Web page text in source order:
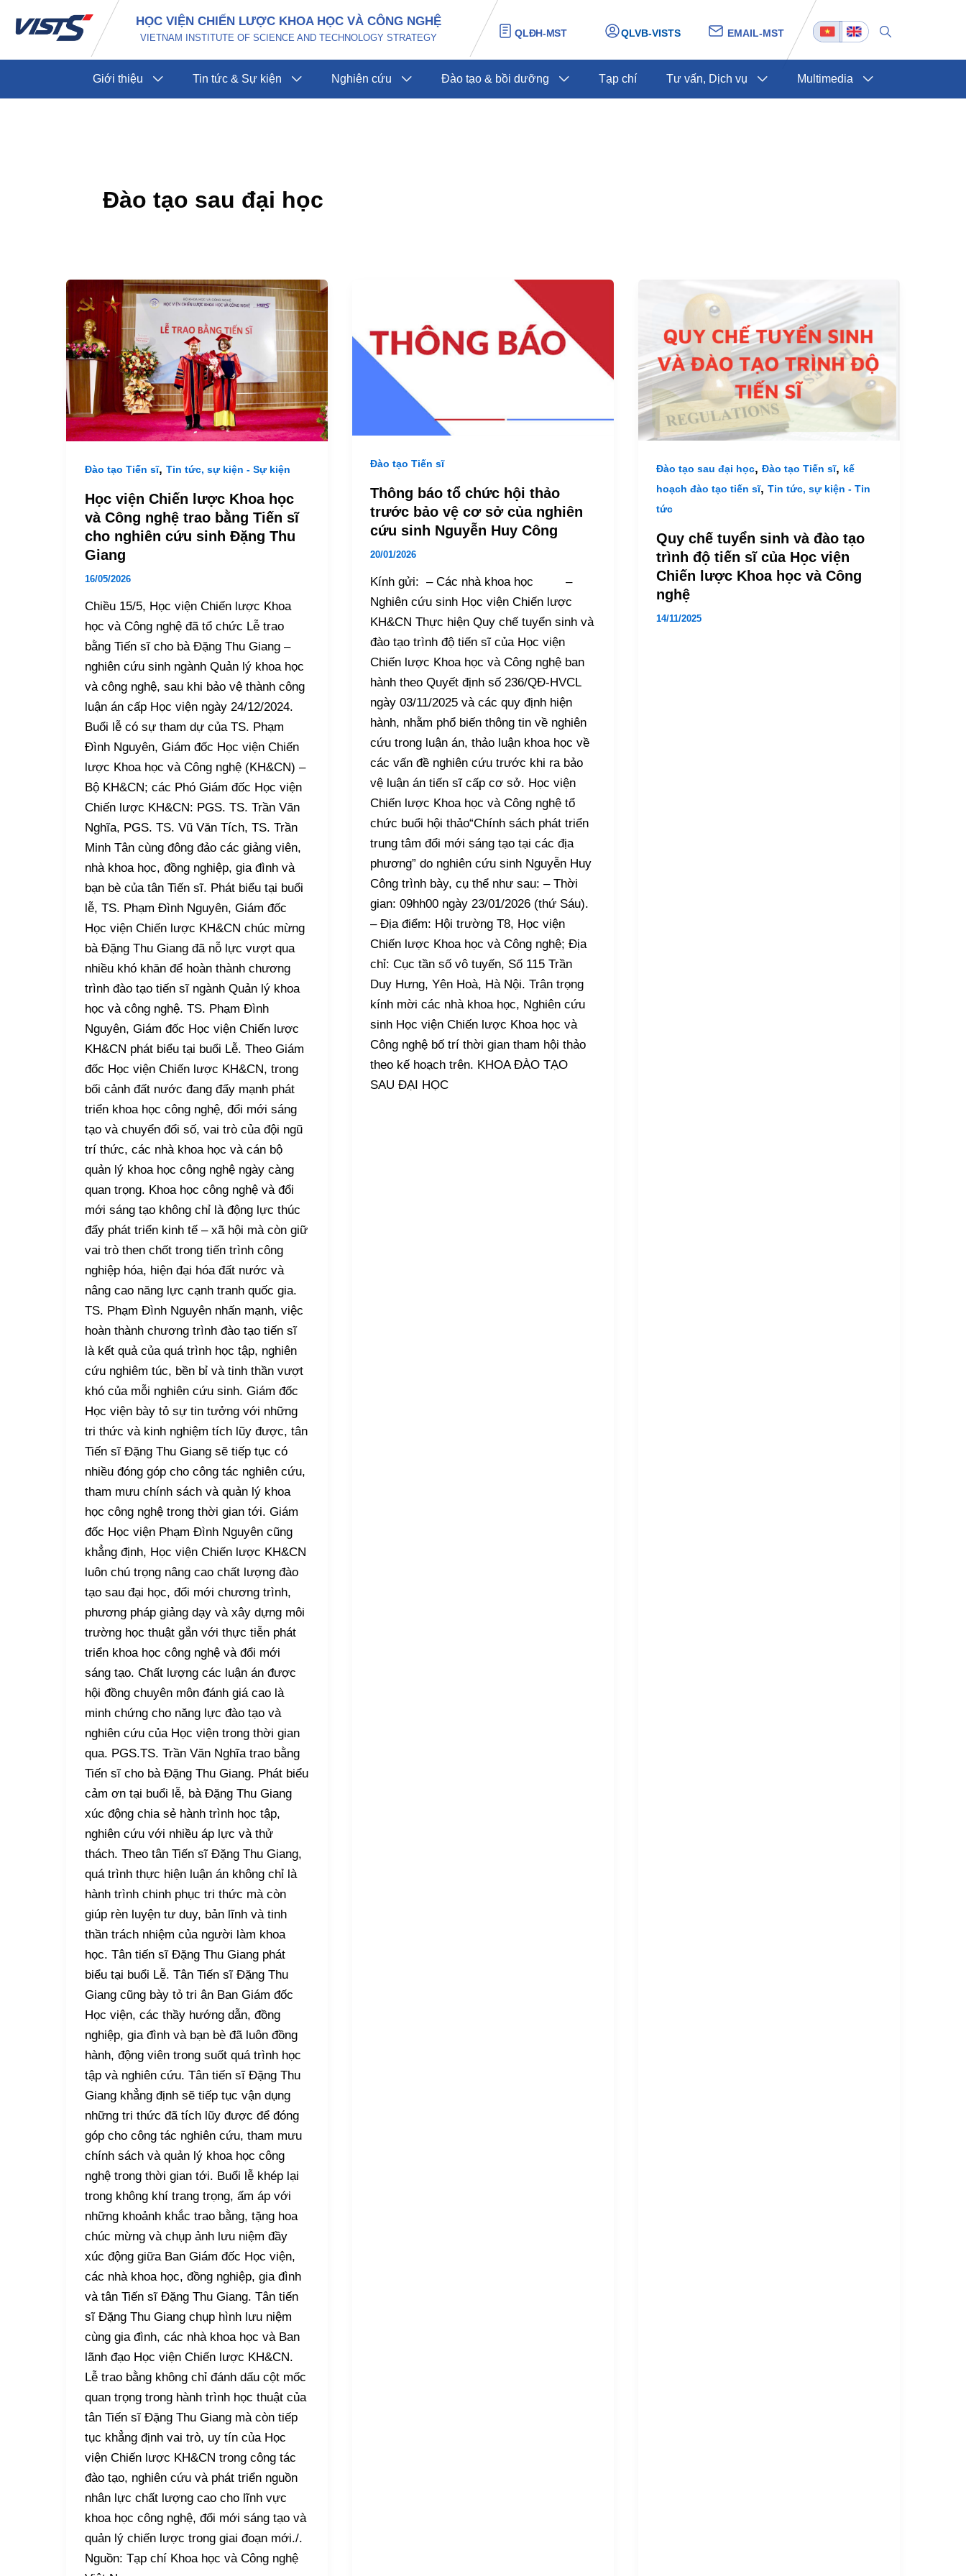
HỌC VIỆN CHIẾN LƯỢC KHOA HỌC VÀ CÔNG NGHỆ
VIETNAM INSTITUTE OF SCIENCE AND TECHNOLOGY STRATEGY QLĐH-MST QLVB-VISTS EMAIL-MST
Giới thiệu Tin tức & Sự kiện Nghiên cứu Đào tạo & bồi dưỡng Tạp chí Tư vấn, Dịch vụ Multimedia
Đào tạo sau đại học
Đào tạo Tiến sĩ, Tin tức, sự kiện - Sự kiện
Học viện Chiến lược Khoa học
và Công nghệ trao bằng Tiến sĩ
cho nghiên cứu sinh Đặng Thu
Giang
16/05/2026
Chiều 15/5, Học viện Chiến lược Khoa
học và Công nghệ đã tổ chức Lễ trao
bằng Tiến sĩ cho bà Đặng Thu Giang –
nghiên cứu sinh ngành Quản lý khoa học
và công nghệ, sau khi bảo vệ thành công
luận án cấp Học viện ngày 24/12/2024.
Buổi lễ có sự tham dự của TS. Phạm
Đình Nguyên, Giám đốc Học viện Chiến
lược Khoa học và Công nghệ (KH&CN) –
Bộ KH&CN; các Phó Giám đốc Học viện
Chiến lược KH&CN: PGS. TS. Trần Văn
Nghĩa, PGS. TS. Vũ Văn Tích, TS. Trần
Minh Tân cùng đông đảo các giảng viên,
nhà khoa học, đồng nghiệp, gia đình và
bạn bè của tân Tiến sĩ. Phát biểu tại buổi
lễ, TS. Phạm Đình Nguyên, Giám đốc
Học viện Chiến lược KH&CN chúc mừng
bà Đặng Thu Giang đã nỗ lực vượt qua
nhiều khó khăn để hoàn thành chương
trình đào tạo tiến sĩ ngành Quản lý khoa
học và công nghệ. TS. Phạm Đình
Nguyên, Giám đốc Học viện Chiến lược
KH&CN phát biểu tại buổi Lễ. Theo Giám
đốc Học viện Chiến lược KH&CN, trong
bối cảnh đất nước đang đẩy mạnh phát
triển khoa học công nghệ, đổi mới sáng
tạo và chuyển đổi số, vai trò của đội ngũ
trí thức, các nhà khoa học và cán bộ
quản lý khoa học công nghệ ngày càng
quan trọng. Khoa học công nghệ và đổi
mới sáng tạo không chỉ là động lực thúc
đẩy phát triển kinh tế – xã hội mà còn giữ
vai trò then chốt trong tiến trình công
nghiệp hóa, hiện đại hóa đất nước và
nâng cao năng lực cạnh tranh quốc gia.
TS. Phạm Đình Nguyên nhấn mạnh, việc
hoàn thành chương trình đào tạo tiến sĩ
là kết quả của quá trình học tập, nghiên
cứu nghiêm túc, bền bỉ và tinh thần vượt
khó của mỗi nghiên cứu sinh. Giám đốc
Học viện bày tỏ sự tin tưởng với những
tri thức và kinh nghiệm tích lũy được, tân
Tiến sĩ Đặng Thu Giang sẽ tiếp tục có
nhiều đóng góp cho công tác nghiên cứu,
tham mưu chính sách và quản lý khoa
học công nghệ trong thời gian tới. Giám
đốc Học viện Phạm Đình Nguyên cũng
khẳng định, Học viện Chiến lược KH&CN
luôn chú trọng nâng cao chất lượng đào
tạo sau đại học, đổi mới chương trình,
phương pháp giảng dạy và xây dựng môi
trường học thuật gắn với thực tiễn phát
triển khoa học công nghệ và đổi mới
sáng tạo. Chất lượng các luận án được
hội đồng chuyên môn đánh giá cao là
minh chứng cho năng lực đào tạo và
nghiên cứu của Học viện trong thời gian
qua. PGS.TS. Trần Văn Nghĩa trao bằng
Tiến sĩ cho bà Đặng Thu Giang. Phát biểu
cảm ơn tại buổi lễ, bà Đặng Thu Giang
xúc động chia sẻ hành trình học tập,
nghiên cứu với nhiều áp lực và thử
thách. Theo tân Tiến sĩ Đặng Thu Giang,
quá trình thực hiện luận án không chỉ là
hành trình chinh phục tri thức mà còn
giúp rèn luyện tư duy, bản lĩnh và tinh
thần trách nhiệm của người làm khoa
học. Tân tiến sĩ Đặng Thu Giang phát
biểu tại buổi Lễ. Tân Tiến sĩ Đặng Thu
Giang cũng bày tỏ tri ân Ban Giám đốc
Học viện, các thầy hướng dẫn, đồng
nghiệp, gia đình và bạn bè đã luôn đồng
hành, động viên trong suốt quá trình học
tập và nghiên cứu. Tân tiến sĩ Đặng Thu
Giang khẳng định sẽ tiếp tục vận dụng
những tri thức đã tích lũy được để đóng
góp cho công tác nghiên cứu, tham mưu
chính sách và quản lý khoa học công
nghệ trong thời gian tới. Buổi lễ khép lại
trong không khí trang trọng, ấm áp với
những khoảnh khắc trao bằng, tặng hoa
chúc mừng và chụp ảnh lưu niệm đầy
xúc động giữa Ban Giám đốc Học viện,
các nhà khoa học, đồng nghiệp, gia đình
và tân Tiến sĩ Đặng Thu Giang. Tân tiến
sĩ Đặng Thu Giang chụp hình lưu niệm
cùng gia đình, các nhà khoa học và Ban
lãnh đạo Học viện Chiến lược KH&CN.
Lễ trao bằng không chỉ đánh dấu cột mốc
quan trọng trong hành trình học thuật của
tân Tiến sĩ Đặng Thu Giang mà còn tiếp
tục khẳng định vai trò, uy tín của Học
viện Chiến lược KH&CN trong công tác
đào tạo, nghiên cứu và phát triển nguồn
nhân lực chất lượng cao cho lĩnh vực
khoa học công nghệ, đổi mới sáng tạo và
quản lý chiến lược trong giai đoạn mới./.
Nguồn: Tạp chí Khoa học và Công nghệ
Đào tạo Tiến sĩ
Thông báo tổ chức hội thảo
trước bảo vệ cơ sở của nghiên
cứu sinh Nguyễn Huy Công
20/01/2026
Kính gửi: – Các nhà khoa học –
Nghiên cứu sinh Học viện Chiến lược
KH&CN Thực hiện Quy chế tuyển sinh và
đào tạo trình độ tiến sĩ của Học viện
Chiến lược Khoa học và Công nghệ ban
hành theo Quyết định số 236/QĐ-HVCL
ngày 03/11/2025 và các quy định hiện
hành, nhằm phổ biến thông tin về nghiên
cứu trong luận án, thảo luận khoa học về
các vấn đề nghiên cứu trước khi ra bảo
vệ luận án tiến sĩ cấp cơ sở. Học viện
Chiến lược Khoa học và Công nghệ tổ
chức buổi hội thảo“Chính sách phát triển
trung tâm đổi mới sáng tạo tại các địa
phương” do nghiên cứu sinh Nguyễn Huy
Công trình bày, cụ thể như sau: – Thời
gian: 09hh00 ngày 23/01/2026 (thứ Sáu).
– Địa điểm: Hội trường T8, Học viện
Chiến lược Khoa học và Công nghệ; Địa
chỉ: Cục tần số vô tuyến, Số 115 Trần
Duy Hưng, Yên Hoà, Hà Nội. Trân trọng
kính mời các nhà khoa học, Nghiên cứu
sinh Học viện Chiến lược Khoa học và
Công nghệ bố trí thời gian tham hội thảo
theo kế hoạch trên. KHOA ĐÀO TẠO
SAU ĐẠI HỌC
Đào tạo sau đại học,Đào tạo Tiến sĩ, kế
hoạch đào tạo tiến sĩ,Tin tức, sự kiện - Tin
tức
Quy chế tuyển sinh và đào tạo
trình độ tiến sĩ của Học viện
Chiến lược Khoa học và Công
nghệ
14/11/2025
trang